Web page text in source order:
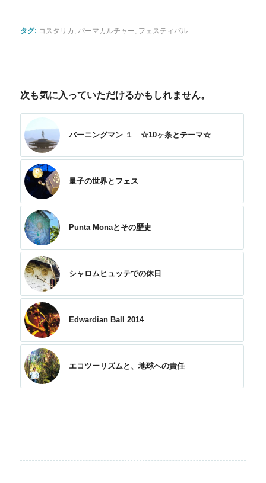
タグ: コスタリカ パーマカルチャー フェスティバル
次も気に入っていただけるかもしれません。
バーニングマン １ ☆10ヶ条とテーマ☆
量子の世界とフェス
Punta Monaとその歴史
シャロムヒュッテでの休日
Edwardian Ball 2014
エコツーリズムと、地球への責任